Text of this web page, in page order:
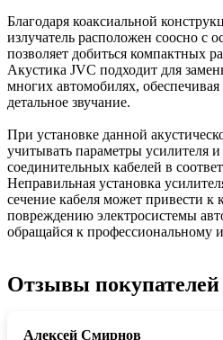
Благодаря коаксиальной
излучатель расположен соосно с
позволяет добиться компактных
Акустика JVC подходит для
многих автомобилях, обеспечивая
детальное звучание.
При установке данной
учитывать параметры усилителя
соединительных кабелей в
Неправильная установка
сечение кабеля может привести
повреждению электросистемы
обращайся к профессиональному
Отзывы покупателей
Алексей Смирнов